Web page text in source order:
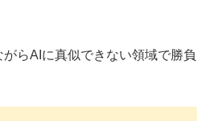
らAIに真似できない領域で勝負